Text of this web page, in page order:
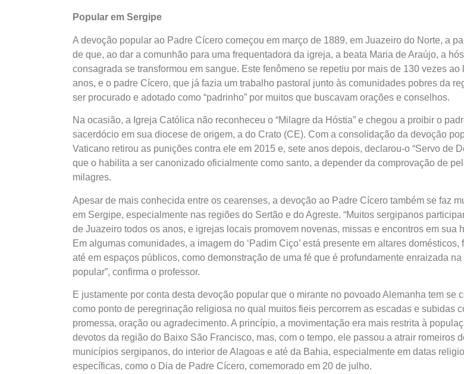
Popular em Sergipe
A devoção popular ao Padre Cícero começou em março de 1889, em Juazeiro do Norte, a
de que, ao dar a comunhão para uma frequentadora da igreja, a beata Maria de Araújo, a
consagrada se transformou em sangue. Este fenômeno se repetiu por mais de 130 vezes ao
anos, e o padre Cícero, que já fazia um trabalho pastoral junto às comunidades pobres da
ser procurado e adotado como “padrinho” por muitos que buscavam orações e conselhos.
Na ocasião, a Igreja Católica não reconheceu o “Milagre da Hóstia” e chegou a proibir o
sacerdócio em sua diocese de origem, a do Crato (CE). Com a consolidação da devoção
Vaticano retirou as punições contra ele em 2015 e, sete anos depois, declarou-o “Servo de
que o habilita a ser canonizado oficialmente como santo, a depender da comprovação de
milagres.
Apesar de mais conhecida entre os cearenses, a devoção ao Padre Cícero também se faz
em Sergipe, especialmente nas regiões do Sertão e do Agreste. “Muitos sergipanos
de Juazeiro todos os anos, e igrejas locais promovem novenas, missas e encontros em sua
Em algumas comunidades, a imagem do ‘Padim Ciço’ está presente em altares domésticos,
até em espaços públicos, como demonstração de uma fé que é profundamente enraizada na
popular”, confirma o professor.
E justamente por conta desta devoção popular que o mirante no povoado Alemanha tem se
como ponto de peregrinação religiosa no qual muitos fieis percorrem as escadas e subidas
promessa, oração ou agradecimento. A princípio, a movimentação era mais restrita à
devotos da região do Baixo São Francisco, mas, com o tempo, ele passou a atrair romeiros
municípios sergipanos, do interior de Alagoas e até da Bahia, especialmente em datas
específicas, como o Dia de Padre Cícero, comemorado em 20 de julho.